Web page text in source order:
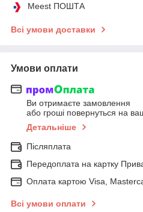
Meest ПОШТА
Всі умови доставки
Умови оплати
Ви отримаєте замовлення
або гроші повернуться на
Детальніше
Післяплата
Передоплата на картку
Оплата картою Visa,
Всі умови оплати